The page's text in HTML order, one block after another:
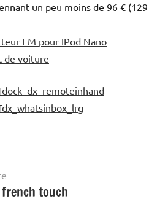
un peu moins de 96 € (129
FM pour IPod Nano
de voiture
touch